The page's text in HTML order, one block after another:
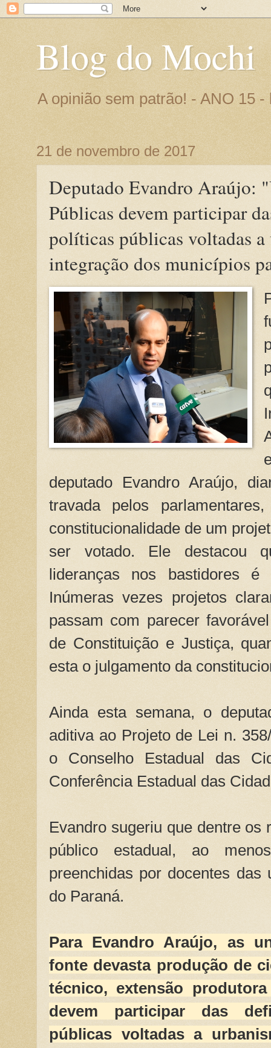
Blog do Mochi
A opinião sem patrão! - ANO 15
21 de novembro de 2017
Deputado Evandro Araújo:
Públicas devem participar
políticas públicas voltadas a
integração dos municípios
deputado Evandro Araújo,
travada pelos
constitucionalidade de um
ser votado. Ele destacou
lideranças nos bastidores
Inúmeras vezes projetos
passam com parecer
de Constituição e Justiça,
esta o julgamento da
Ainda esta semana, o
aditiva ao Projeto de Lei n.
o Conselho Estadual das
Conferência Estadual das
Evandro sugeriu que dentre os
público estadual, ao
preenchidas por docentes das
do Paraná.
Para Evandro Araújo, as
fonte devasta produção de
técnico, extensão
devem participar das
públicas voltadas a